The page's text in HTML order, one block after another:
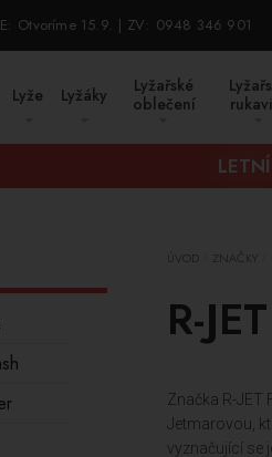
Otvoríme 15.9. ZV: 0948 346 901
Lyže Lyžáky
Lyžařské
oblečení
ÚVOD ZNAČKY
R-
Značka R-JET
Jetmarovou,
vyznačující se